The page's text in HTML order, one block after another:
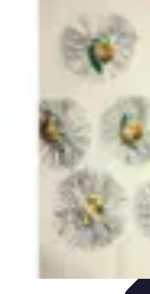
Rinnovamento Spazi
Creatività
Fai da Te Creativo